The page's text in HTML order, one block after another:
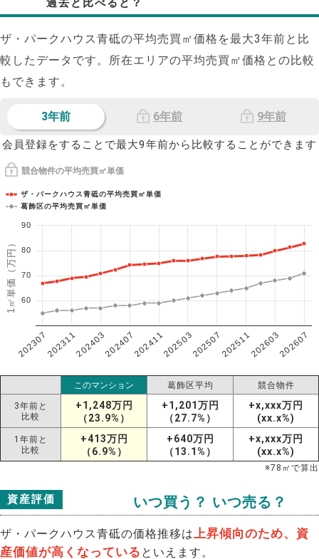
ザ・パークハウス青砥の平均売買㎡価格を最大3年前と比
較したデータです。所在エリアの平均売買㎡価格との比較
もできます。
3年前 6年前 9年前
会員登録をすることで最大9年前から比較することができます
競合物件の平均売買㎡単価
1㎡単価（万円）
ザ・パークハウス青砥の平均売買㎡単価
葛飾区の平均売買㎡単価
202307202311202403202407202411202503202507202511202603202607
60
70
80
90
このマンション 葛飾区平均 競合物件
3年前と
比較
+1,248万円
（23.9%）
+1,201万円
（27.7%）
+x,xxx万円
(xx.x%)
1年前と
比較
+413万円
（6.9%）
+640万円
（13.1%）
+x,xxx万円
(xx.x%)
※78 ㎡で算出
資産評価 いつ買う？ いつ売る？
ザ・パークハウス青砥の価格推移は 上昇傾向のため、資
産価値が高くなっている といえます。